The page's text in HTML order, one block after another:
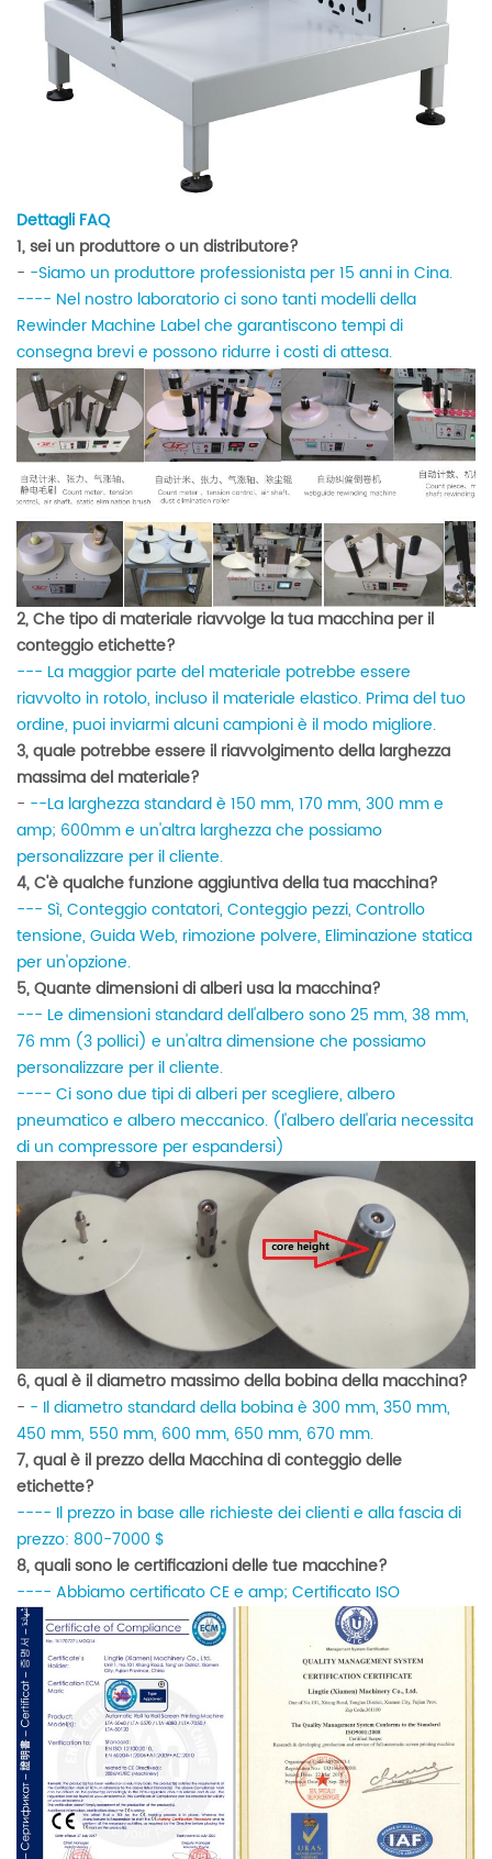
Dettagli FAQ
1, sei un produttore o un distributore?
- -Siamo un produttore professionista per 15 anni in Cina.
---- Nel nostro laboratorio ci sono tanti modelli della
Rewinder Machine Label che garantiscono tempi di
consegna brevi e possono ridurre i costi di attesa.
2, Che tipo di materiale riavvolge la tua macchina per il
conteggio etichette?
--- La maggior parte del materiale potrebbe essere
riavvolto in rotolo, incluso il materiale elastico. Prima del tuo
ordine, puoi inviarmi alcuni campioni è il modo migliore.
3, quale potrebbe essere il riavvolgimento della larghezza
massima del materiale?
- --La ​​larghezza standard è 150 mm, 170 mm, 300 mm e
amp; 600mm e un'altra larghezza che possiamo
personalizzare per il cliente.
4, C'è qualche funzione aggiuntiva della tua macchina?
--- Sì, Conteggio contatori, Conteggio pezzi, Controllo
tensione, Guida Web, rimozione polvere, Eliminazione statica
per un'opzione.
5, Quante dimensioni di alberi usa la macchina?
--- Le dimensioni standard dell'albero sono 25 mm, 38 mm,
76 mm (3 pollici) e un'altra dimensione che possiamo
personalizzare per il cliente.
---- Ci sono due tipi di alberi per scegliere, albero
pneumatico e albero meccanico. (l'albero dell'aria necessita
di un compressore per espandersi)
6, qual è il diametro massimo della bobina della macchina?
- - Il diametro standard della bobina è 300 mm, 350 mm,
450 mm, 550 mm, 600 mm, 650 mm, 670 mm.
7, qual è il prezzo della Macchina di conteggio delle
etichette?
---- Il prezzo in base alle richieste dei clienti e alla fascia di
prezzo: 800-7000 $
8, quali sono le certificazioni delle tue macchine?
---- Abbiamo certificato CE e amp; Certificato ISO